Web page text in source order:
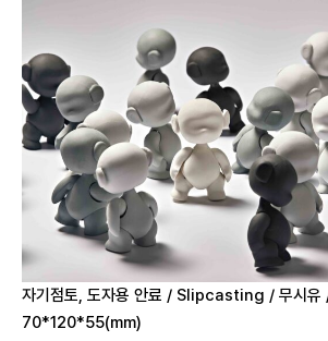
자기점토, 도자용 안료 / Slipcasting / 무시유
70*120*55(mm)